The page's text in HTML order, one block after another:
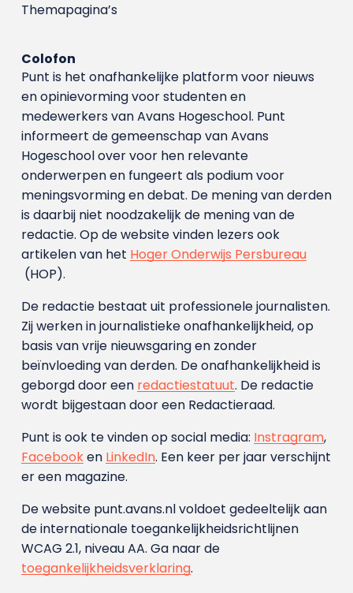
Themapagina’s
Colofon
Punt is het onafhankelijke platform voor nieuws
en opinievorming voor studenten en
medewerkers van Avans Hoge­school. Punt
informeert de gemeenschap van Avans
Hogeschool over voor hen relevante
onderwerpen en fungeert als podium voor
meningsvorming en debat. De mening van derden
is daarbij niet noodzakelijk de mening van de
redactie. Op de website vinden lezers ook
artikelen van het Hoger Onderwijs Persbureau
(HOP).
De redactie bestaat uit professionele journalisten.
Zij werken in journalistieke onafhankelijkheid, op
basis van vrije nieuwsgaring en zonder
beïnvloeding van derden. De onafhankelijkheid is
geborgd door een redactiestatuut. De redactie
wordt bijgestaan door een Redactieraad.
Punt is ook te vinden op social media: Instragram,
Facebooken LinkedIn. Een keer per jaar verschijnt
er een magazine.
De website punt.avans.nl voldoet gedeeltelijk aan
de internationale toegankelijkheidsrichtlijnen
WCAG 2.1, niveau AA. Ga naar de
toegankelijkheidsverklaring.